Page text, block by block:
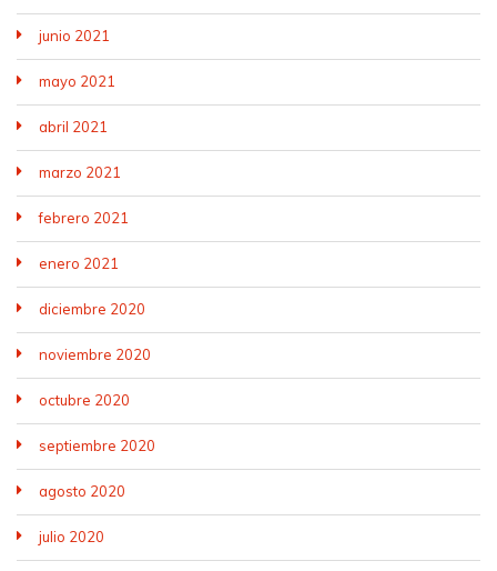
junio 2021
mayo 2021
abril 2021
marzo 2021
febrero 2021
enero 2021
diciembre 2020
noviembre 2020
octubre 2020
septiembre 2020
agosto 2020
julio 2020